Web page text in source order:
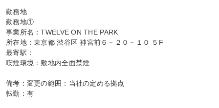
勤務地
勤務地①
事業所名：TWELVE ON THE PARK
所在地：東京都 渋谷区 神宮前６－２０－１０ ５F
最寄駅：
喫煙環境：敷地内全面禁煙
備考：変更の範囲：当社の定める拠点
転勤：有